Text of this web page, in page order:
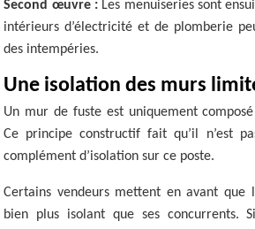
Second œuvre : Les menuiseries sont
intérieurs d’électricité et de plomberie
des intempéries.
Une isolation des murs
Un mur de fuste est uniquement
Ce principe constructif fait qu’il n’est
complément d’isolation sur ce poste.
Certains vendeurs mettent en avant que
bien plus isolant que ses concurrents.